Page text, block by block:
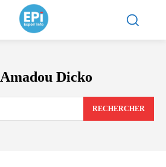
Amadou Dicko
RECHERCHER